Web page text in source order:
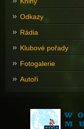
Odkazy
Rádia
Klubové pořady
Fotogalerie
Autoři